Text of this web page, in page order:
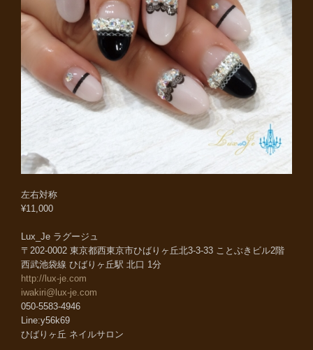
左右対称
¥11,000
Lux_Je ラグージュ
〒202-0002 東京都西東京市ひばりヶ丘北3-3-33 ことぶきビル2階
西武池袋線 ひばりヶ丘駅 北口 1分
http://lux-je.com
iwakiri@lux-je.com
050-5583-4946
Line:y56k69
ひばりヶ丘 ネイルサロン